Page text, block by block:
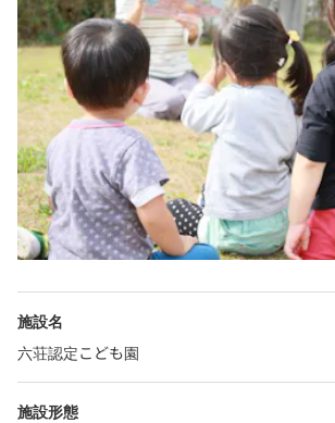
施設名
六荘認定こども園
施設形態